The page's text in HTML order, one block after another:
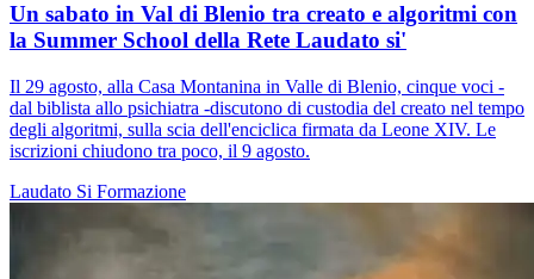
Un sabato in Val di Blenio tra creato e algoritmi con
la Summer School della Rete Laudato si'
Il 29 agosto, alla Casa Montanina in Valle di Blenio, cinque voci -
dal biblista allo psichiatra -discutono di custodia del creato nel tempo
degli algoritmi, sulla scia dell'enciclica firmata da Leone XIV. Le
iscrizioni chiudono tra poco, il 9 agosto.
Laudato Si Formazione